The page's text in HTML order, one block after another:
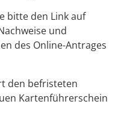
bitte den Link auf
und
des Online-Antrages
den befristeten
Kartenführerschein